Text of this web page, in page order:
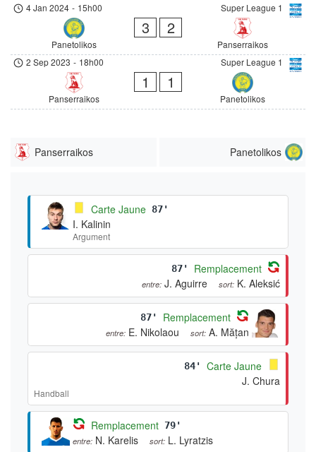
Super League 1
4 Jan 2024 - 15h00
Panetolikos
3 2
Panserraikos
Super League 1
2 Sep 2023 - 18h00
Panserraikos
1 1
Panetolikos
Panserraikos Panetolikos
Carte Jaune 87'
I. Kalinin
Argument
87' Remplacement
entre: J. Aguirre sort: K. Aleksić
87' Remplacement
entre: E. Nikolaou sort: A. Mățan
84'
Carte Jaune
J. Chura
Handball
Remplacement 79'
entre: N. Karelis sort: L. Lyratzis